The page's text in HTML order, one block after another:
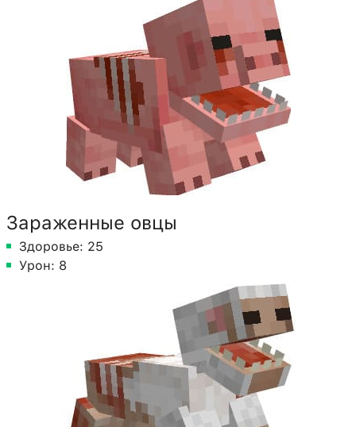
Зараженные овцы
Здоровье: 25
Урон: 8